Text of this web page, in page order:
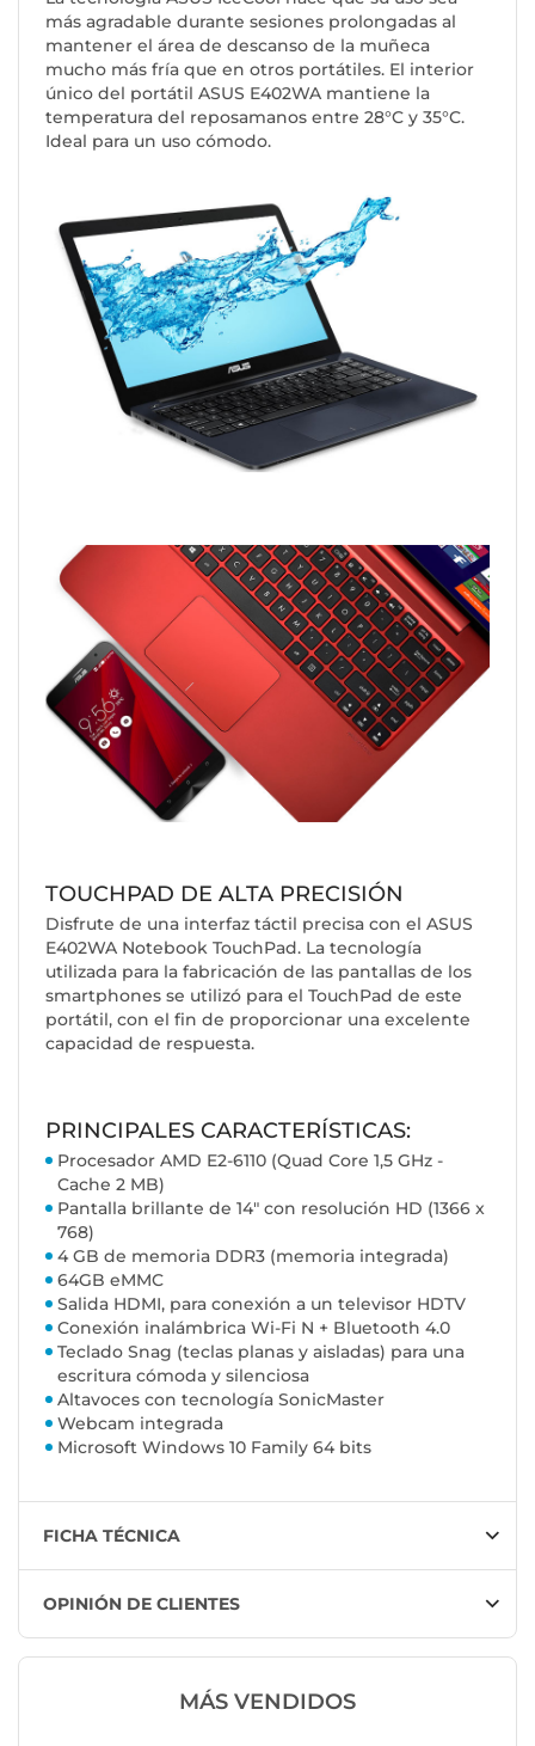
más agradable durante sesiones prolongadas al
mantener el área de descanso de la muñeca
mucho más fría que en otros portátiles. El interior
único del portátil ASUS E402WA mantiene la
temperatura del reposamanos entre 28°C y 35°C.
Ideal para un uso cómodo.
TOUCHPAD DE ALTA PRECISIÓN
Disfrute de una interfaz táctil precisa con el ASUS
E402WA Notebook TouchPad. La tecnología
utilizada para la fabricación de las pantallas de los
smartphones se utilizó para el TouchPad de este
portátil, con el fin de proporcionar una excelente
capacidad de respuesta.
PRINCIPALES CARACTERÍSTICAS:
Procesador AMD E2-6110 (Quad Core 1,5 GHz -
Cache 2 MB)
Pantalla brillante de 14" con resolución HD (1366 x
768)
4 GB de memoria DDR3 (memoria integrada)
64GB eMMC
Salida HDMI, para conexión a un televisor HDTV
Conexión inalámbrica Wi-Fi N + Bluetooth 4.0
Teclado Snag (teclas planas y aisladas) para una
escritura cómoda y silenciosa
Altavoces con tecnología SonicMaster
Webcam integrada
Microsoft Windows 10 Family 64 bits
FICHA TÉCNICA
OPINIÓN DE CLIENTES
MÁS VENDIDOS